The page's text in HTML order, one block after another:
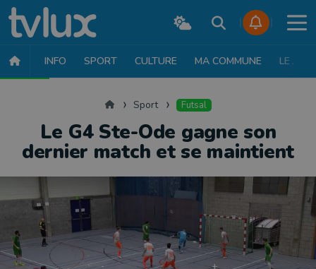
INFO SPORT CULTURE MA COMMUNE LE JT
AccueilSport Futsal
Le G4 Ste-Ode gagne son
dernier match et se maintient